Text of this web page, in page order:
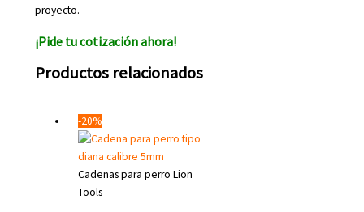
proyecto.
¡Pide tu cotización ahora!
Productos relacionados
-20%
Cadenas para perro Lion
Tools